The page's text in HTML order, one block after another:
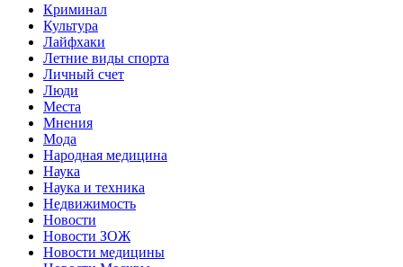
Криминал
Культура
Лайфхаки
Летние виды спорта
Личный счет
Люди
Места
Мнения
Мода
Народная медицина
Наука
Наука и техника
Недвижимость
Новости
Новости ЗОЖ
Новости медицины